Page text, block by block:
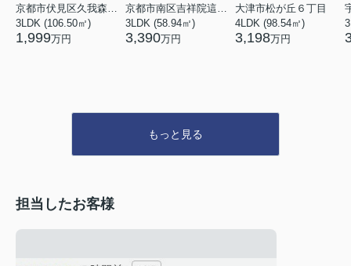
3LDK (106.50㎡)
1,999万円
3LDK (58.94㎡)
3,390万円
大津市松が丘６丁目
4LDK (98.54㎡)
3,198万円
もっと見る
担当したお客様